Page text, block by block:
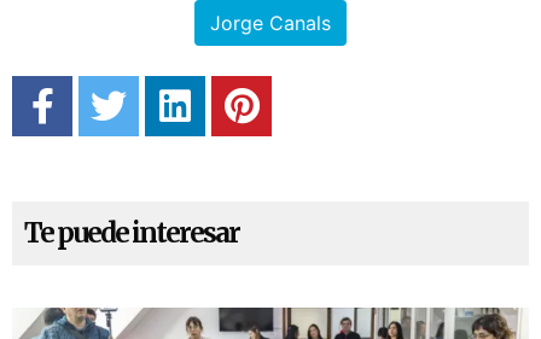
Jorge Canals
Te puede interesar